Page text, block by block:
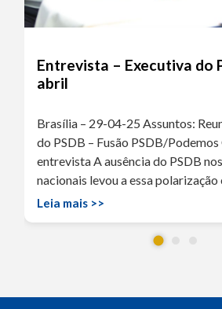
Entrevista – Executiva do
abril
Brasília – 29-04-25 Assuntos:
do PSDB – Fusão PSDB/
entrevista A ausência do PSDB
nacionais levou a essa polarização
Leia mais >>